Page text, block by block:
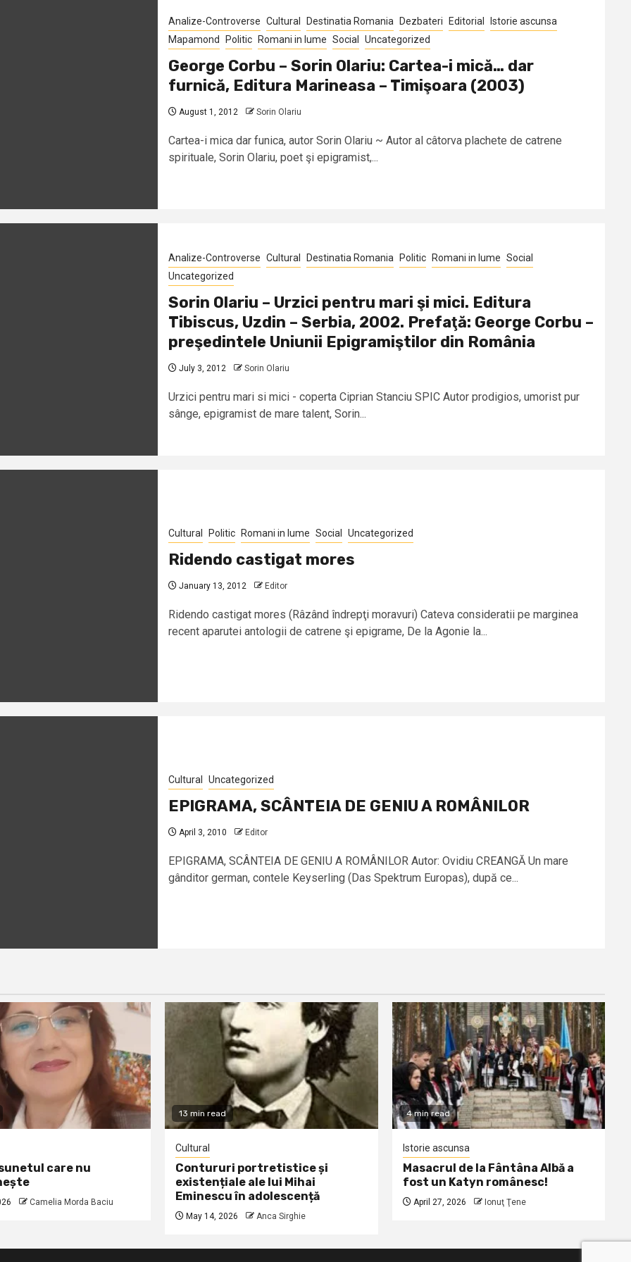
Analize-Controverse Cultural Destinatia Romania Dezbateri Editorial
Istorie ascunsa
Mapamond
Politic Romani in lume Social Uncategorized
George Corbu – Sorin Olariu: Cartea-i mică… dar
furnică, Editura Marineasa – Timişoara (2003)
August 1, 2012 Sorin Olariu
Cartea-i mica dar funica, autor Sorin Olariu ~ Autor al câtorva plachete de catrene
spirituale, Sorin Olariu, poet şi epigramist,...
Analize-Controverse Cultural Destinatia Romania Politic Romani in lume Social
Uncategorized
Sorin Olariu – Urzici pentru mari şi mici. Editura
Tibiscus, Uzdin – Serbia, 2002. Prefaţă: George Corbu –
preşedintele Uniunii Epigramiştilor din România
July 3, 2012 Sorin Olariu
Urzici pentru mari si mici - coperta Ciprian Stanciu SPIC Autor prodigios, umorist pur
sânge, epigramist de mare talent, Sorin...
Cultural Politic Romani in lume Social Uncategorized
Ridendo castigat mores
January 13, 2012 Editor
Ridendo castigat mores (Râzând îndrepţi moravuri) Cateva consideratii pe marginea
recent aparutei antologii de catrene şi epigrame, De la Agonie la...
Cultural Uncategorized
EPIGRAMA, SCÂNTEIA DE GENIU A ROMÂNILOR
April 3, 2010 Editor
EPIGRAMA, SCÂNTEIA DE GENIU A ROMÂNILOR Autor: Ovidiu CREANGĂ Un mare
gânditor german, contele Keyserling (Das Spektrum Europas), după ce...
care nu
Camelia Morda Baciu
13 min read
Cultural
Contururi portretistice și
existențiale ale lui Mihai
Eminescu în adolescență
May 14, 2026 Anca Sirghie
4 min read
Istorie ascunsa
Masacrul de la Fântâna Albă a
fost un Katyn românesc!
April 27, 2026 Ionuţ Ţene